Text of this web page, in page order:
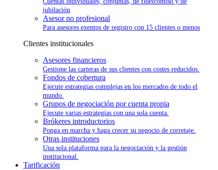
jubilación
Asesor no profesional
Para asesores exentos de registro con 15 clientes o menos
Clientes institucionales
Asesores financieros
Gestione las carteras de sus clientes con costes reducidos.
Fondos de cobertura
Ejecute estrategias complejas en los mercados de todo el
mundo.
Grupos de negociación por cuenta propia
Ejecute varias estrategias con una sola cuenta.
Brókeres introductorios
Ponga en marcha y haga crecer su negocio de corretaje.
Otras instituciones
Una sola plataforma para la negociación y la gestión
institucional.
Tarificación